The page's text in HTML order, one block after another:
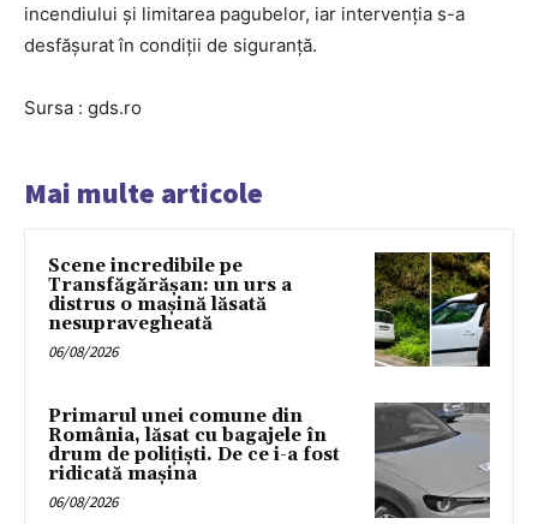
incendiului și limitarea pagubelor, iar intervenția s-a
desfășurat în condiții de siguranță.
Sursa : gds.ro
Mai multe articole
Scene incredibile pe
Transfăgărășan: un urs a
distrus o mașină lăsată
nesupravegheată
06/08/2026
Primarul unei comune din
România, lăsat cu bagajele în
drum de poliţişti. De ce i-a fost
ridicată maşina
06/08/2026